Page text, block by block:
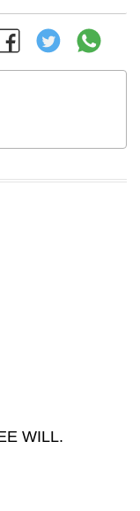
WILL.